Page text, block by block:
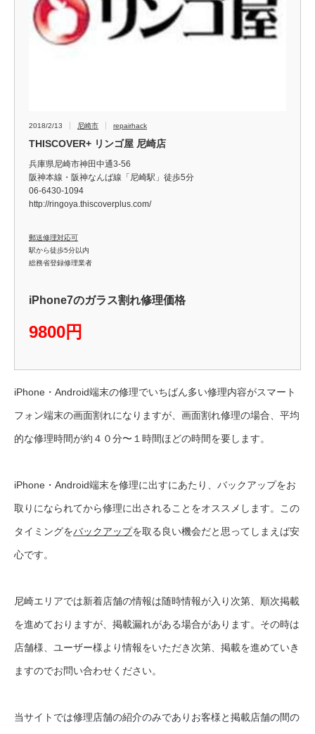
2018/2/13 尼崎市 repairhack
THISCOVER+ リンゴ屋 尼崎店
兵庫県尼崎市神田中通3-56
阪神本線・阪神なんば線「尼崎駅」徒歩5分
06-6430-1094
http://ringoya.thiscoverplus.com/
郵送修理対応可
駅から徒歩5分以内
総務省登録修理業者
iPhone7のガラス割れ修理価格
9800円
iPhone・Android端末の修理でいちばん多い修理内容がスマート
フォン端末の画面割れになりますが、画面割れ修理の場合、平均
的な修理時間が約４０分〜１時間ほどの時間を要します。
iPhone・Android端末を修理に出すにあたり、バックアップをお
取りになられてから修理に出されることをオススメします。この
タイミングをバックアップを取る良い機会だと思ってしまえば安
心です。
尼崎エリアでは新着店舗の情報は随時情報が入り次第、順次掲載
を進めておりますが、掲載漏れがある場合があります。その時は
店舗様、ユーザー様より情報をいただき次第、掲載を進めていき
ますのでお問い合わせください。
当サイトでは修理店舗の紹介のみでありお客様と掲載店舗の間の